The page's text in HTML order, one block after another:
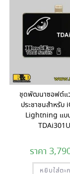
ชุดพัฒนาซอฟต์แ
ประชาชนสำหรับ
Lightning แบ
หยิบใส่ตะ